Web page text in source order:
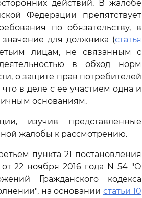
действий. В жалобе
Федерации препятствует
по обязательству, в
для должника (статья
лицам, не связанным с
в обход норм
о защите прав потребителей
в деле с ее участием одна и
основаниям.
изучив представленные
жалобы к рассмотрению.
пункта 21 постановления
22 ноября 2016 года N 54 "О
Гражданского кодекса
на основании статьи 10